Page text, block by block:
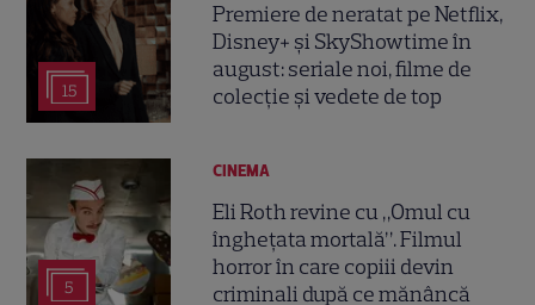
15
Premiere de neratat pe Netflix,
Disney+ și SkyShowtime în
august: seriale noi, filme de
colecție și vedete de top
5
CINEMA
Eli Roth revine cu „Omul cu
înghețata mortală”. Filmul
horror în care copiii devin
criminali după ce mănâncă